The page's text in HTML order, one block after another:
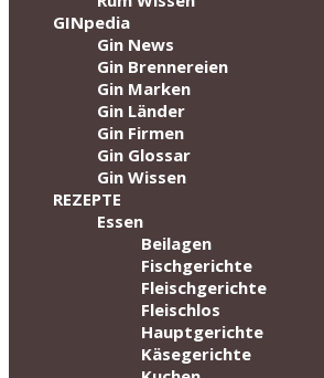
GINpedia
Gin News
Gin Brennereien
Gin Marken
Gin Länder
Gin Firmen
Gin Glossar
Gin Wissen
REZEPTE
Essen
Beilagen
Fischgerichte
Fleischgerichte
Fleischlos
Hauptgerichte
Käsegerichte